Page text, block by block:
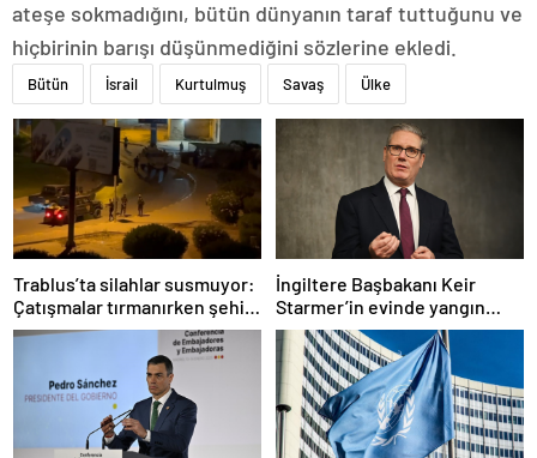
ateşe sokmadığını, bütün dünyanın taraf tuttuğunu ve
hiçbirinin barışı düşünmediğini sözlerine ekledi.
Bütün İsrail Kurtulmuş Savaş Ülke
Trablus’ta silahlar susmuyor:
Çatışmalar tırmanırken şehir
alarmda
İngiltere Başbakanı Keir
Starmer’in evinde yangın
çıktı